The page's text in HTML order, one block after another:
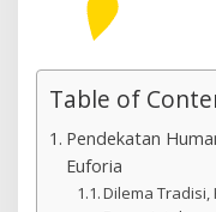
Table of
Pendekatan
Euforia
Dilema